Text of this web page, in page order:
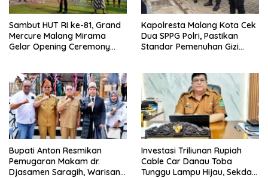
Sambut HUT RI ke-81, Grand
Mercure Malang Mirama
Gelar Opening Ceremony
Kapolresta Malang Kota Cek
Dua SPPG Polri, Pastikan
Standar Pemenuhan Gizi
Bupati Anton Resmikan
Pemugaran Makam dr.
Djasamen Saragih, Warisan
Investasi Triliunan Rupiah
Cable Car Danau Toba
Tunggu Lampu Hijau, Sekda